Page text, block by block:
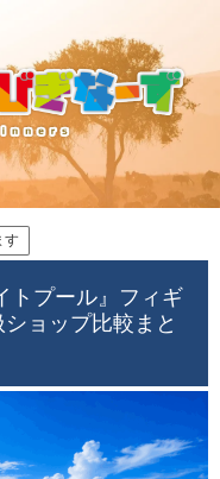
す
トプール』フィギ
ョップ比較まと